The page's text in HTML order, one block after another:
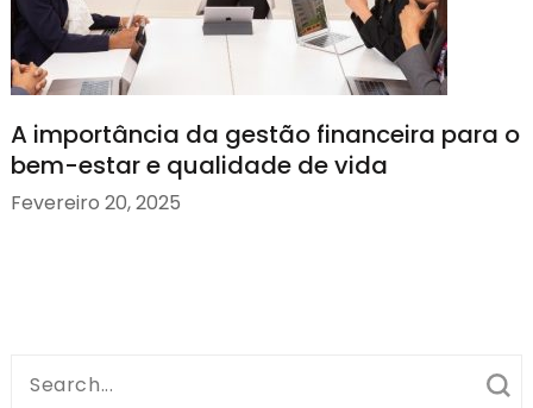
A importância da gestão financeira para o
bem-estar e qualidade de vida
Fevereiro 20, 2025
Search